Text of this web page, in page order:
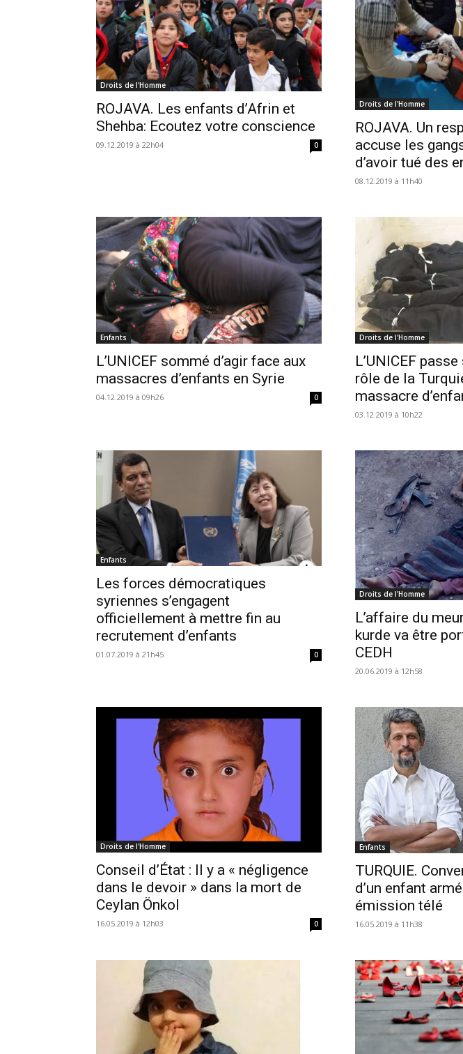
Droits de l'Homme
ROJAVA. Les enfants d’Afrin et
Shehba: Ecoutez votre conscience
09.12.2019 à 22h04 0
Droits de l'Homme
ROJAVA. Un
accuse les
d’avoir tué des
08.12.2019 à 11h40
Enfants
L’UNICEF sommé d’agir face aux
massacres d’enfants en Syrie
04.12.2019 à 09h26 0
Droits de l'Homme
L’UNICEF
rôle de la
massacre
03.12.2019 à 10h22
Enfants
Les forces démocratiques
syriennes s’engagent
officiellement à mettre fin au
recrutement d’enfants
01.07.2019 à 21h45 0
Droits de l'Homme
L’affaire du
kurde va être
CEDH
20.06.2019 à 12h58
Droits de l'Homme
Conseil d’État : Il y a « négligence
dans le devoir » dans la mort de
Ceylan Önkol
16.05.2019 à 12h03 0
Enfants
TURQUIE.
d’un enfant
émission télé
16.05.2019 à 11h38